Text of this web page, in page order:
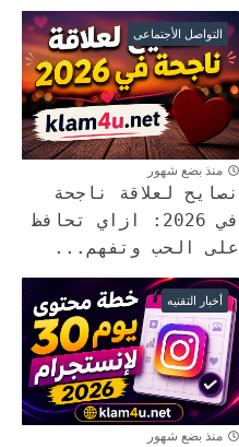
التواصل الأجتماعى
منذ بضع شهور
نصايح لعلاقة ناجحة
في 2026: ازاي تحافظ
على الحب وتفهم...
أخبار التقنيه
منذ بضع شهور